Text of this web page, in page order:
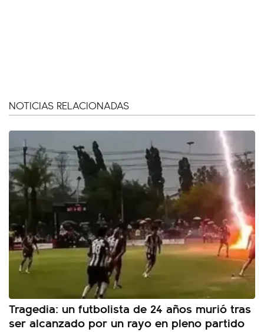
NOTICIAS RELACIONADAS
Tragedia: un futbolista de 24 años murió tras
ser alcanzado por un rayo en pleno partido